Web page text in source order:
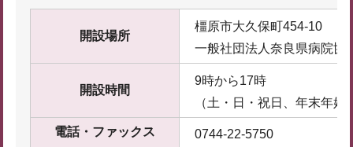
開設場所
橿原市大久保町454-10
一般社団法人奈良県病院協
開設時間
9時から17時
（土・日・祝日、年末年始
電話・ファックス 0744-22-5750